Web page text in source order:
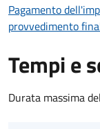
Pagamento
provvedimento
Tempi e
Durata massima